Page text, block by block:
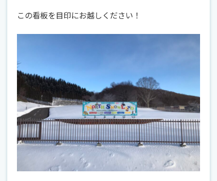
この看板を目印にお越しください！